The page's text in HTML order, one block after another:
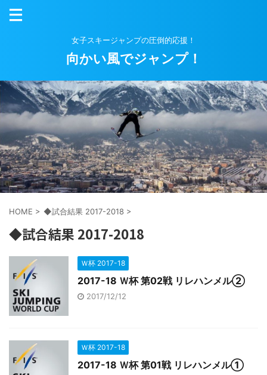
女子スキージャンプの圧倒的応援！
向かい風でジャンプ！
HOME > ◆試合結果 2017-2018 >
◆試合結果 2017-2018
Ｗ杯 2017-18
2017-18 Ｗ杯 第02戦 リレハンメル②
2017/12/12
Ｗ杯 2017-18
2017-18 Ｗ杯 第01戦 リレハンメル①